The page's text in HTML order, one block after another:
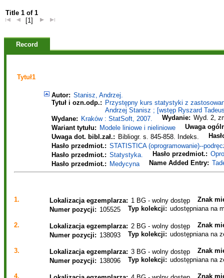
Title 1 of 1
[1]
Record
Tytuł1
Autor: Stanisz, Andrzej.
Tytuł i ozn.odp.: Przystępny kurs statystyki z
Andrzej Stanisz ; [wstęp Ryszard
Wydane: Kraków : StatSoft, 2007. Wydanie: Wyd. 2,
Wariant tytułu: Modele liniowe i nieliniowe
Uwaga
Uwaga dot. bibl.zał.: Bibliogr. s. 845-858. Indeks.
Hasło przedmiot.: STATISTICA (oprogramowanie)--
Hasło przedmiot.: Statystyka. Hasło przedmiot.:
Hasło przedmiot.: Medycyna Name Added Entry:
1. Lokalizacja egzemplarza: 1 BG - wolny dostęp
Znak
Numer pozycji: 105525 Typ kolekcji: udostępniana na
2. Lokalizacja egzemplarza: 2 BG - wolny dostęp
Znak
Numer pozycji: 138093 Typ kolekcji: udostępniana na
3. Lokalizacja egzemplarza: 3 BG - wolny dostęp
Znak
Numer pozycji: 138096 Typ kolekcji: udostępniana na
4.
Znak